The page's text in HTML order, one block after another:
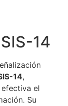
14
14,
el
Su